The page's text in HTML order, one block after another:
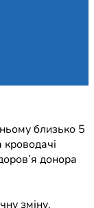
близько 5
кроводачі
донора
зміну.